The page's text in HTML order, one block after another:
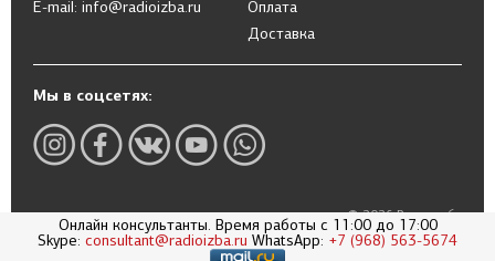
E-mail: info@radioizba.ru
Оплата
Доставка
Мы в соцсетях:
© 2026 Радиоизба
Политика в отношении обработки
персональных данных
Онлайн консультанты. Время работы с 11:00 до 17:00
Skype: consultant@radioizba.ru WhatsApp: +7 (968) 563-5674